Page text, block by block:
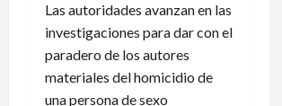
Las autoridades avanzan en las
investigaciones para dar con el
paradero de los autores
materiales del homicidio de
una persona de sexo